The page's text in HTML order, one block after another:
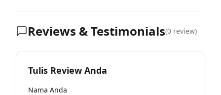
Reviews & Testimonials(0 review)
Tulis Review Anda
Nama Anda